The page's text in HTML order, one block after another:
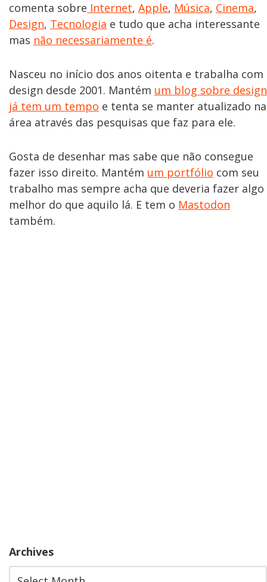
comenta sobre Internet, Apple, Música, Cinema,
Design, Tecnologia e tudo que acha interessante
mas não necessariamente é.
Nasceu no início dos anos oitenta e trabalha com
design desde 2001. Mantém um blog sobre design
já tem um tempo e tenta se manter atualizado na
área através das pesquisas que faz para ele.
Gosta de desenhar mas sabe que não consegue
fazer isso direito. Mantém um portfólio com seu
trabalho mas sempre acha que deveria fazer algo
melhor do que aquilo lá. E tem o Mastodon
também.
Archives